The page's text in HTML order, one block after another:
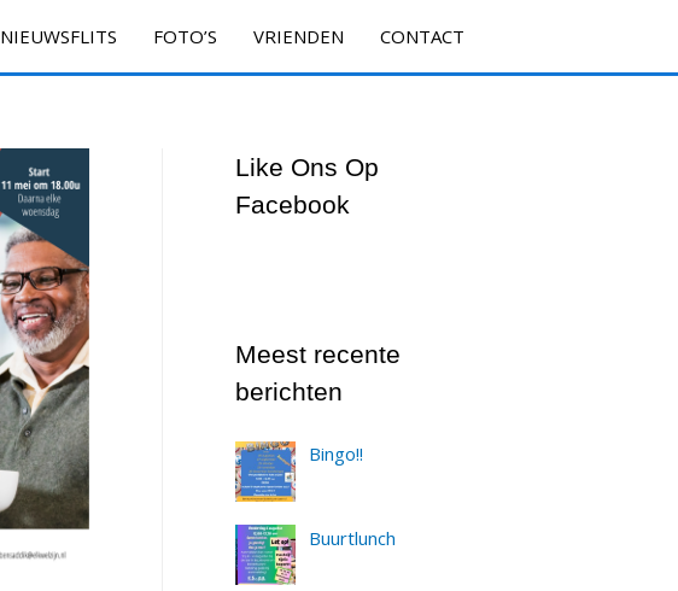
NIEUWSFLITS FOTO’S VRIENDEN CONTACT
Like Ons Op
Facebook
Meest recente
berichten
Bingo!!
Buurtlunch